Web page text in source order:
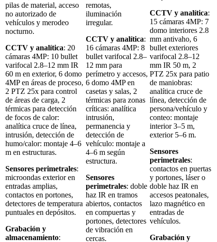
pilas de material, acceso
no autorizado de
vehículos y merodeo
nocturno.
CCTV y analítica: 20
cámaras 4MP: 10 bullet
varifocal 2.8–12 mm IR
60 m en exterior, 6 domo
4MP en áreas de proceso,
2 PTZ 25x para control
de áreas de carga, 2
térmicas para detección
de focos de calor:
analítica cruce de línea,
intrusión, detección de
humo/calor: montaje 4–6
m en estructuras.
Sensores perimetrales:
microondas exterior en
entradas amplias,
contactos en portones,
detectores de temperatura
puntuales en depósitos.
Grabación y
almacenamiento:
remotas,
iluminación
irregular.
CCTV y analítica:
16 cámaras 4MP: 8
bullet varifocal 2.8–
12 mm para
perímetro y accesos,
6 domo 4MP en
casetas y salas, 2
térmicas para zonas
críticas: analítica
intrusión,
permanencia y
detección de
vehículo: montaje a
4–6 m según
estructura.
Sensores
perimetrales: doble
haz IR en tramos
abiertos, contactos
en compuertas y
portones, detectores
de vibración en
cercas.
CCTV y analítica:
15 cámaras 4MP: 7
domo interiores 2.8
mm antivaho, 6
bullet exteriores
varifocal 2.8–12
mm IR 50 m, 2
PTZ 25x para patio
de maniobras:
analítica cruce de
línea, detección de
persona/vehículo y
conteo: montaje
interior 3–5 m,
exterior 5–6 m.
Sensores
perimetrales:
contactos en puertas
y portones, láser o
doble haz IR en
accesos peatonales,
lazo magnético en
entradas de
vehículos.
Grabación y